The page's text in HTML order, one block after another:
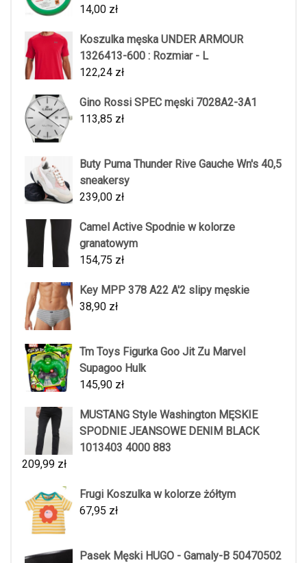
14,00 zł
Koszulka męska UNDER ARMOUR
1326413-600 : Rozmiar - L
122,24 zł
Gino Rossi SPEC męski 7028A2-3A1
113,85 zł
Buty Puma Thunder Rive Gauche Wn's 40,5
sneakersy
239,00 zł
Camel Active Spodnie w kolorze
granatowym
154,75 zł
Key MPP 378 A22 A'2 slipy męskie
38,90 zł
Tm Toys Figurka Goo Jit Zu Marvel
Supagoo Hulk
145,90 zł
MUSTANG Style Washington MĘSKIE
SPODNIE JEANSOWE DENIM BLACK
1013403 4000 883
209,99 zł
Frugi Koszulka w kolorze żółtym
67,95 zł
Pasek Męski HUGO - Gamaly-B 50470502